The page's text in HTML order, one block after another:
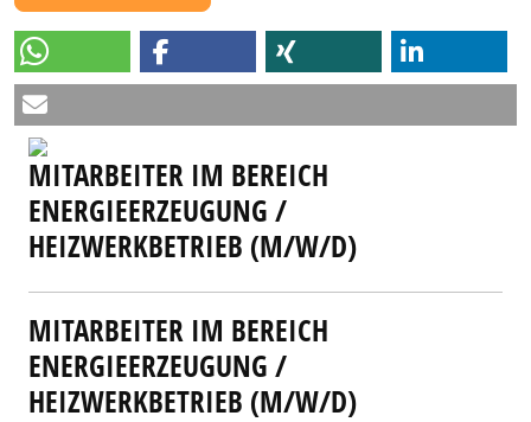
MITARBEITER IM BEREICH
ENERGIEERZEUGUNG /
HEIZWERKBETRIEB (M/W/D)
MITARBEITER IM BEREICH
ENERGIEERZEUGUNG /
HEIZWERKBETRIEB (M/W/D)